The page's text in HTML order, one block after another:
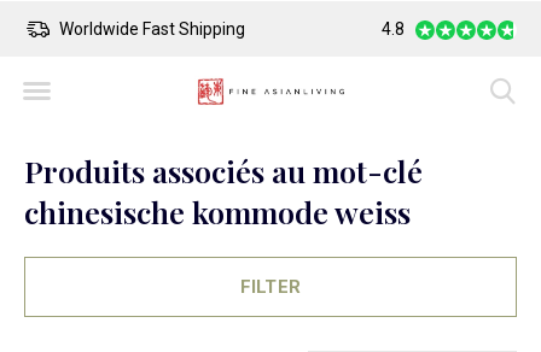
Safe Payment Largest
4.8
Produits associés au mot-clé
chinesische kommode weiss
FILTER